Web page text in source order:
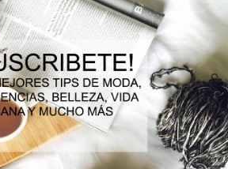
AUTONOMÍA DESDE
EDADES...
NIÑO
0 COMMENTS